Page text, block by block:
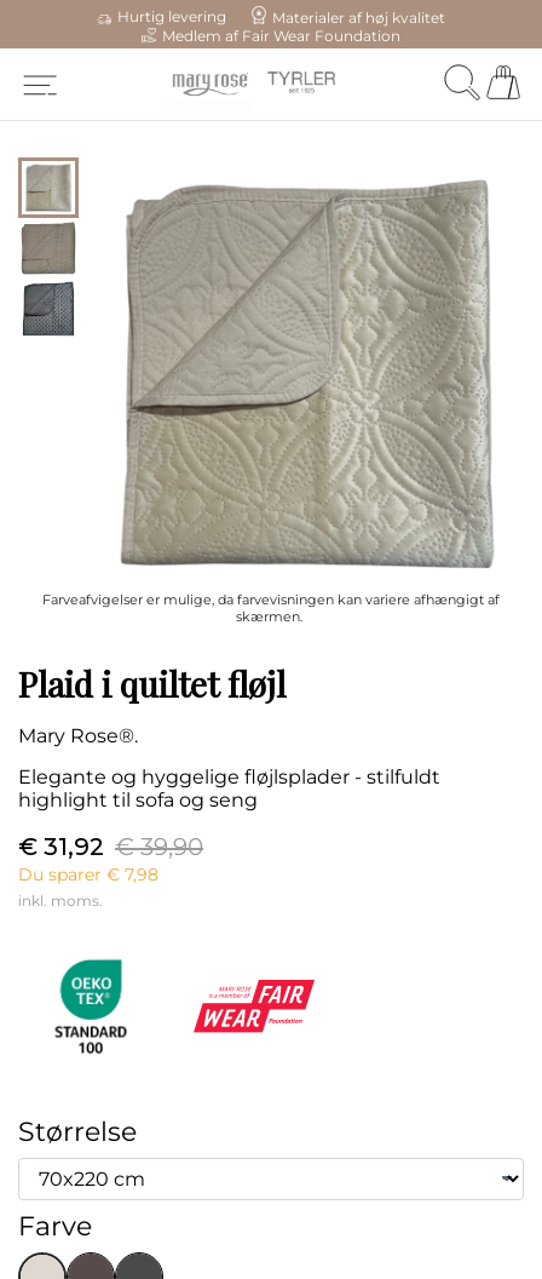
Hurtig levering
Materialer af høj kvalitet
Medlem af Fair Wear Foundation
Farveafvigelser er mulige, da farvevisningen kan variere afhængigt af
skærmen.
Plaid i quiltet fløjl
Mary Rose®.
Elegante og hyggelige fløjlsplader - stilfuldt
highlight til sofa og seng
€ 31,92 € 39,90
Du sparer € 7,98
inkl. moms.
Størrelse
Farve